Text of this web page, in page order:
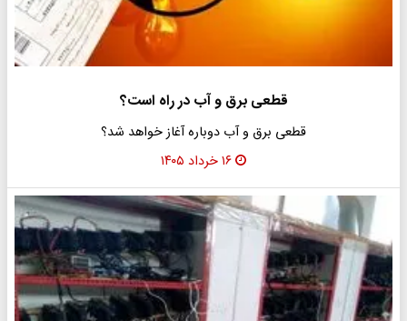
قطعی برق و آب در راه است؟
قطعی برق و آب دوباره آغاز خواهد شد؟
۱۶ خرداد ۱۴۰۵